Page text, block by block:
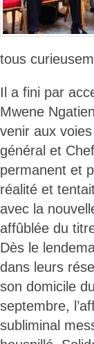
tous
Il a fini par
Mwene
venir aux
général et
permanent et
réalité et
avec la
affûblée du
Dès le
dans leurs
son domicile
septembre,
subliminal